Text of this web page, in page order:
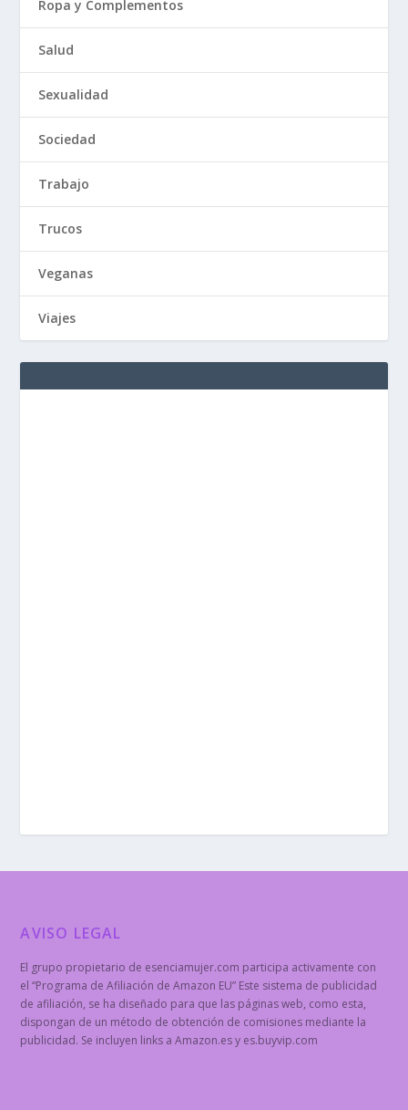
Ropa y Complementos
Salud
Sexualidad
Sociedad
Trabajo
Trucos
Veganas
Viajes
AVISO LEGAL
El grupo propietario de esenciamujer.com participa activamente con
el “Programa de Afiliación de Amazon EU” Este sistema de publicidad
de afiliación, se ha diseñado para que las páginas web, como esta,
dispongan de un método de obtención de comisiones mediante la
publicidad. Se incluyen links a Amazon.es y es.buyvip.com